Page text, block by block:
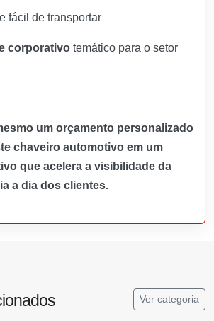
fácil de transportar
corporativo temático para o setor
um orçamento personalizado
chaveiro automotivo em um
que acelera a visibilidade da
a dia dos clientes.
Ver categoria